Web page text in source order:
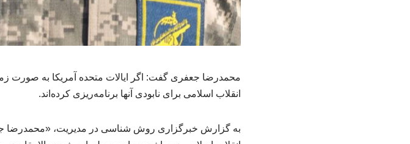
محمدرضا جعفری گفت: اگر ایالات متحده آمریکا به صورت
انقلاب اسلامی برای نابودی آنها برنامه‌ریزی کرده‌اند.
به گزارش خبرگزاری روش شناسی در مدیریت، «محمدرضا